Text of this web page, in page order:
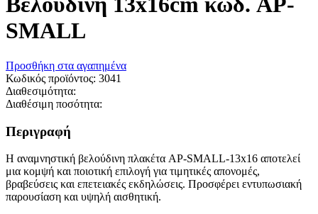
SMALL
Προσθήκη στα αγαπημένα
Κωδικός προϊόντος: 3041
Διαθεσιμότητα:
Διαθέσιμη ποσότητα:
Περιγραφή
Η αναμνηστική βελούδινη πλακέτα AP-SMALL-13x16 αποτελεί
μια κομψή και ποιοτική επιλογή για τιμητικές απονομές,
βραβεύσεις και επετειακές εκδηλώσεις. Προσφέρει εντυπωσιακή
παρουσίαση και υψηλή αισθητική.